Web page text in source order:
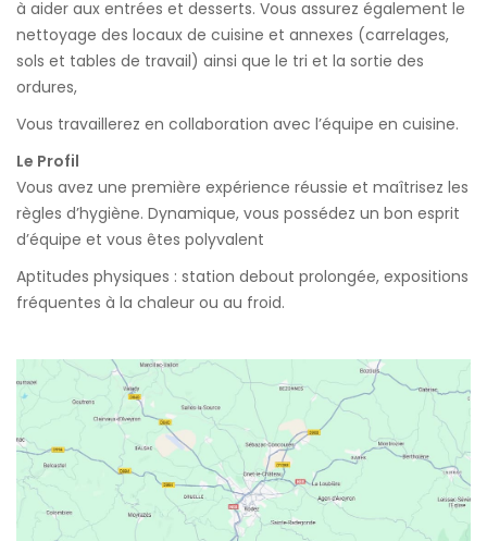
à aider aux entrées et desserts. Vous assurez également le
nettoyage des locaux de cuisine et annexes (carrelages,
sols et tables de travail) ainsi que le tri et la sortie des
ordures,
Vous travaillerez en collaboration avec l’équipe en cuisine.
Le Profil
Vous avez une première expérience réussie et maîtrisez les
règles d’hygiène. Dynamique, vous possédez un bon esprit
d’équipe et vous êtes polyvalent
Aptitudes physiques : station debout prolongée, expositions
fréquentes à la chaleur ou au froid.